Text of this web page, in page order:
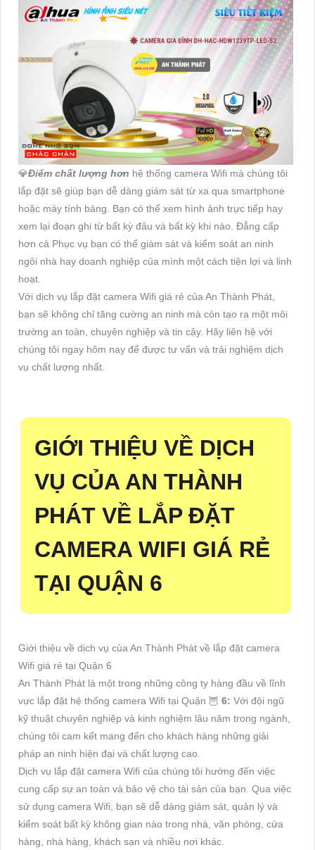
💎Điểm chất lượng hơn hệ thống camera Wifi mà chúng tôi
lắp đặt sẽ giúp bạn dễ dàng giám sát từ xa qua smartphone
hoặc máy tính bảng. Bạn có thể xem hình ảnh trực tiếp hay
xem lại đoạn ghi từ bất kỳ đâu và bất kỳ khi nào. Đẳng cấp
hơn cả Phục vụ bạn có thể giám sát và kiểm soát an ninh
ngôi nhà hay doanh nghiệp của mình một cách tiện lợi và linh
hoạt.
Với dịch vụ lắp đặt camera Wifi giá rẻ của An Thành Phát,
bạn sẽ không chỉ tăng cường an ninh mà còn tạo ra một môi
trường an toàn, chuyên nghiệp và tin cậy. Hãy liên hệ với
chúng tôi ngay hôm nay để được tư vấn và trải nghiệm dịch
vụ chất lượng nhất.
GIỚI THIỆU VỀ DỊCH
VỤ CỦA AN THÀNH
PHÁT VỀ LẮP ĐẶT
CAMERA WIFI GIÁ RẺ
TẠI QUẬN 6
Giới thiệu về dịch vụ của An Thành Phát về lắp đặt camera
Wifi giá rẻ tại Quận 6
An Thành Phát là một trong những công ty hàng đầu về lĩnh
vực lắp đặt hệ thống camera Wifi tại Quận 🦉 6: Với đội ngũ
kỹ thuật chuyên nghiệp và kinh nghiệm lâu năm trong ngành,
chúng tôi cam kết mang đến cho khách hàng những giải
pháp an ninh hiện đại và chất lượng cao.
Dịch vụ lắp đặt camera Wifi của chúng tôi hướng đến việc
cung cấp sự an toàn và bảo vệ cho tài sản của bạn. Qua việc
sử dụng camera Wifi, bạn sẽ dễ dàng giám sát, quản lý và
kiểm soát bất kỳ không gian nào trong nhà, văn phòng, cửa
hàng, nhà hàng, khách sạn và nhiều nơi khác.